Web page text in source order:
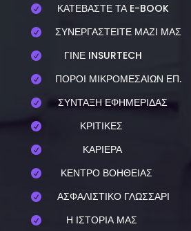
 ΚΑΤΕΒΑΣΤΕ ΤΑ E-BOOK
 ΣΥΝΕΡΓΑΣΤΕΙΤΕ ΜΑΖΙ ΜΑΣ
 ΓΙΝΕ INSURTECH
 ΠΟΡΟΙ ΜΙΚΡΟΜΕΣΑΙΩΝ ΕΠ.
 ΣΥΝΤΑΞΗ ΕΦΗΜΕΡΙΔΑΣ
 ΚΡΙΤΙΚΕΣ
 ΚΑΡΙΕΡΑ
 ΚΕΝΤΡΟ ΒΟΗΘΕΙΑΣ
 ΑΣΦΑΛΙΣΤΙΚΟ ΓΛΩΣΣΑΡΙ
 Η ΙΣΤΟΡΙΑ ΜΑΣ